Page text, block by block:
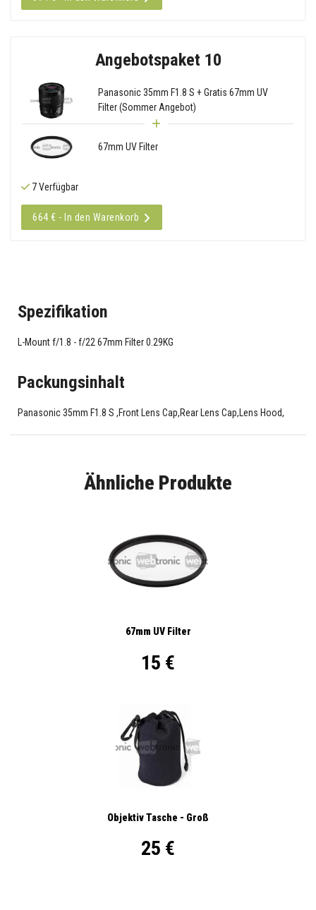
Angebotspaket 10
Panasonic 35mm F1.8 S + Gratis 67mm UV
Filter (Sommer Angebot)
67mm UV Filter
7 Verfügbar
664 € - In den Warenkorb
Spezifikation
L-Mount f/1.8 - f/22 67mm Filter 0.29KG
Packungsinhalt
Panasonic 35mm F1.8 S ,Front Lens Cap,Rear Lens Cap,Lens Hood,
Ähnliche Produkte
67mm UV Filter
15 €
Objektiv Tasche - Groß
25 €